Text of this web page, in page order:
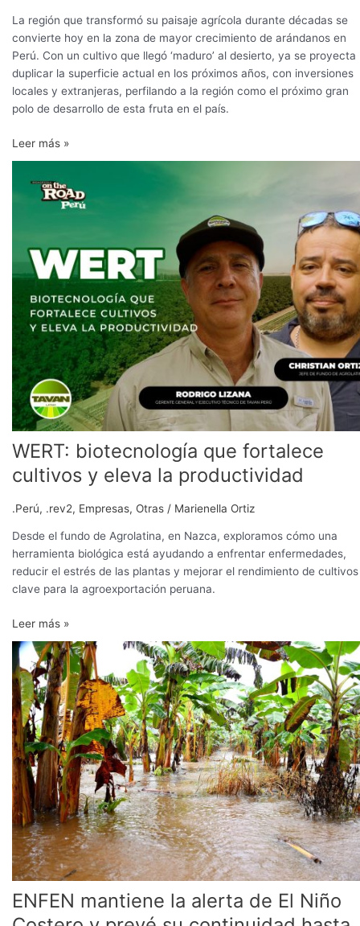
La región que transformó su paisaje agrícola durante décadas se
convierte hoy en la zona de mayor crecimiento de arándanos en
Perú. Con un cultivo que llegó ‘maduro’ al desierto, ya se proyecta
duplicar la superficie actual en los próximos años, con inversiones
locales y extranjeras, perfilando a la región como el próximo gran
polo de desarrollo de esta fruta en el país.
Leer más »
WERT: biotecnología que fortalece
cultivos y eleva la productividad
.Perú, .rev2, Empresas, Otras / Marienella Ortiz
Desde el fundo de Agrolatina, en Nazca, exploramos cómo una
herramienta biológica está ayudando a enfrentar enfermedades,
reducir el estrés de las plantas y mejorar el rendimiento de cultivos
clave para la agroexportación peruana.
biotecnología
eleva
productividad
Leer más »
ENFEN mantiene la alerta de El Niño
ENFEN
mantiene
la
alerta
de
El
Niño
Costero
y
prevé
su
continuidad
hasta
febrero
de
2027